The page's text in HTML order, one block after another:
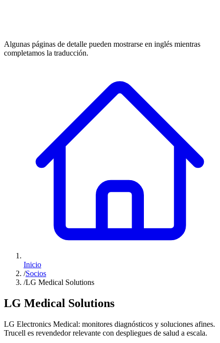
Algunas páginas de detalle pueden mostrarse en inglés mientras
completamos la traducción.
Inicio
/Socios
/LG Medical Solutions
LG Medical Solutions
LG Electronics Medical: monitores diagnósticos y soluciones afines.
Trucell es revendedor relevante con despliegues de salud a escala.